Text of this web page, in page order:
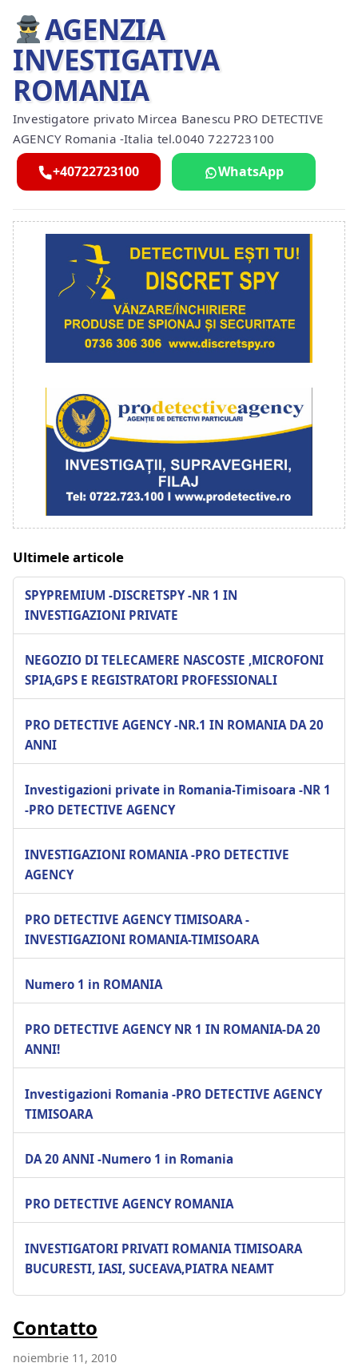
AGENZIA
INVESTIGATIVA
ROMANIA
Investigatore privato Mircea Banescu PRO DETECTIVE
AGENCY Romania -Italia tel.0040 722723100
+40722723100 WhatsApp
Ultimele articole
SPYPREMIUM -DISCRETSPY -NR 1 IN
INVESTIGAZIONI PRIVATE
NEGOZIO DI TELECAMERE NASCOSTE ,MICROFONI
SPIA,GPS E REGISTRATORI PROFESSIONALI
PRO DETECTIVE AGENCY -NR.1 IN ROMANIA DA 20
ANNI
Investigazioni private in Romania-Timisoara -NR 1
-PRO DETECTIVE AGENCY
INVESTIGAZIONI ROMANIA -PRO DETECTIVE
AGENCY
PRO DETECTIVE AGENCY TIMISOARA -
INVESTIGAZIONI ROMANIA-TIMISOARA
Numero 1 in ROMANIA
PRO DETECTIVE AGENCY NR 1 IN ROMANIA-DA 20
ANNI!
Investigazioni Romania -PRO DETECTIVE AGENCY
TIMISOARA
DA 20 ANNI -Numero 1 in Romania
PRO DETECTIVE AGENCY ROMANIA
INVESTIGATORI PRIVATI ROMANIA TIMISOARA
BUCURESTI, IASI, SUCEAVA,PIATRA NEAMT
Contatto
noiembrie 11, 2010